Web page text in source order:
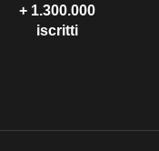
+ 1.300.000
iscritti